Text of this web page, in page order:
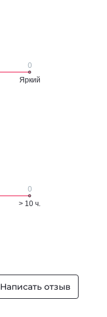
Написать отзыв